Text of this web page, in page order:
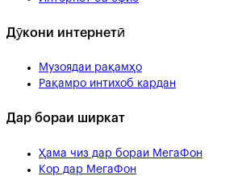
Дӯкони интернетӣ
Музоядаи рақамҳо
Рақамро интихоб кардан
Дар бораи ширкат
Ҳама чиз дар бораи МегаФон
Кор дар МегаФон